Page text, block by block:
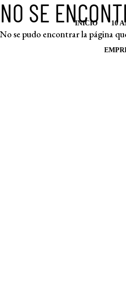
INICIO 10
NO SE
No se pudo encontrar la página